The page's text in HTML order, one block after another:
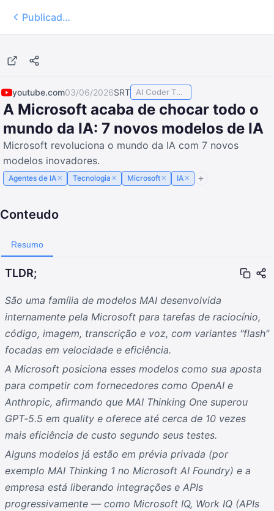
Publicados
youtube.com03/06/2026SRT AI Coder TODAY
A Microsoft acaba de chocar todo o
mundo da IA: 7 novos modelos de IA
Microsoft revoluciona o mundo da IA com 7 novos
modelos inovadores.
Agentes de IA× Tecnologia × Microsoft× IA×
Conteudo
Resumo
TLDR;
São uma família de modelos MAI desenvolvida
internamente pela Microsoft para tarefas de raciocínio,
código, imagem, transcrição e voz, com variantes "flash"
focadas em velocidade e eficiência.
A Microsoft posiciona esses modelos como sua aposta
para competir com fornecedores como OpenAI e
Anthropic, afirmando que MAI Thinking One superou
GPT‑5.5 em quality e oferece até cerca de 10 vezes
mais eficiência de custo segundo seus testes.
Alguns modelos já estão em prévia privada (por
exemplo MAI Thinking 1 no Microsoft AI Foundry) e a
empresa está liberando integrações e APIs
progressivamente — como Microsoft IQ, Work IQ (APIs